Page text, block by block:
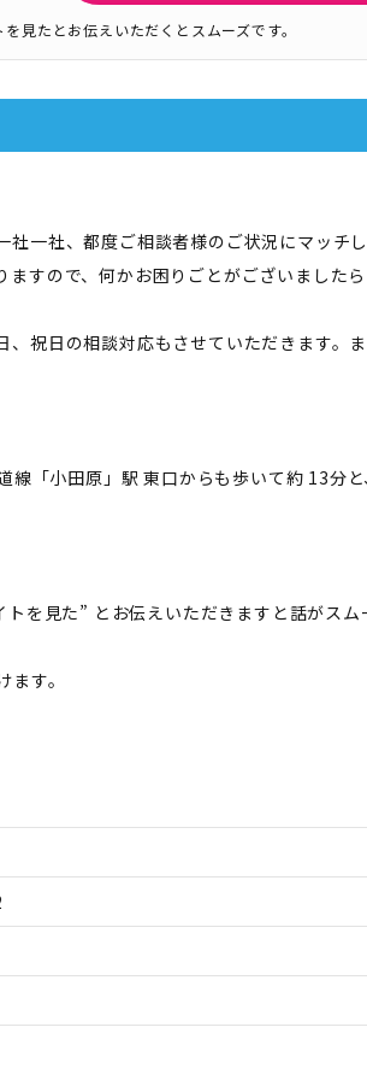
見たとお伝えいただくとスムーズです。
一社、都度ご相談者様のご状況にマッチ
すので、何かお困りごとがございました
祝日の相談対応もさせていただきます。
「小田原」駅 東口からも歩いて約 13分
を見た” とお伝えいただきますと話がスム
す。